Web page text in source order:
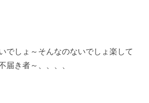
でしょ～そんなのないでしょ楽して
届き者～、、、、